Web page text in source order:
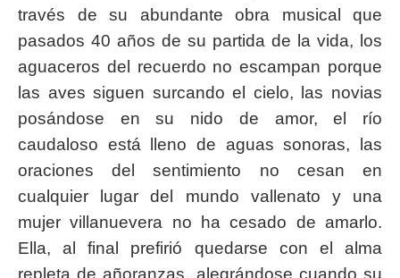
través de su abundante obra musical que
pasados 40 años de su partida de la vida, los
aguaceros del recuerdo no escampan porque
las aves siguen surcando el cielo, las novias
posándose en su nido de amor, el río
caudaloso está lleno de aguas sonoras, las
oraciones del sentimiento no cesan en
cualquier lugar del mundo vallenato y una
mujer villanuevera no ha cesado de amarlo.
Ella, al final prefirió quedarse con el alma
repleta de añoranzas, alegrándose cuando su